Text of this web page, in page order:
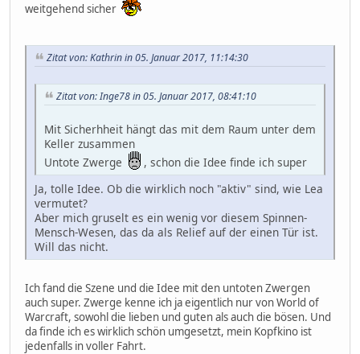
weitgehend sicher
Zitat von: Kathrin in 05. Januar 2017, 11:14:30
Zitat von: Inge78 in 05. Januar 2017, 08:41:10
Mit Sicherhheit hängt das mit dem Raum unter dem
Keller zusammen
Untote Zwerge
, schon die Idee finde ich super
Ja, tolle Idee. Ob die wirklich noch "aktiv" sind, wie Lea
vermutet?
Aber mich gruselt es ein wenig vor diesem Spinnen-
Mensch-Wesen, das da als Relief auf der einen Tür ist.
Will das nicht.
Ich fand die Szene und die Idee mit den untoten Zwergen
auch super. Zwerge kenne ich ja eigentlich nur von World of
Warcraft, sowohl die lieben und guten als auch die bösen. Und
da finde ich es wirklich schön umgesetzt, mein Kopfkino ist
jedenfalls in voller Fahrt.